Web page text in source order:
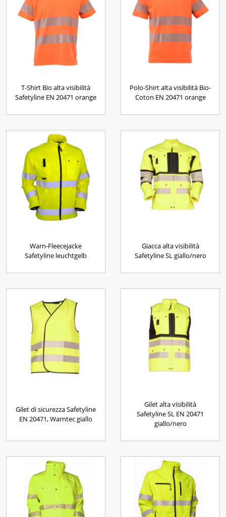
T-Shirt Bio alta visibilità
Safetyline EN 20471 orange
Polo-Shirt alta visibilità Bio-
Coton EN 20471 orange
Warn-Fleecejacke
Safetyline leuchtgelb
Giacca alta visibilità
Safetyline SL giallo/nero
Gilet di sicurezza Safetyline
EN 20471, Warntec giallo
Gilet alta visibilità
Safetyline SL EN 20471
giallo/nero